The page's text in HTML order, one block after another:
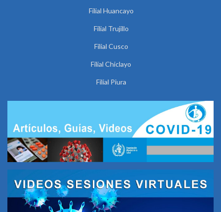
Filial Huancayo
Filial Trujillo
Filial Cusco
Filial Chiclayo
Filial Piura